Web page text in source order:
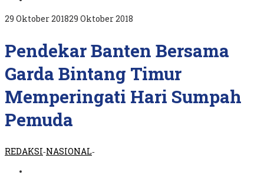
29 Oktober 201829 Oktober 2018
Pendekar Banten Bersama
Garda Bintang Timur
Memperingati Hari Sumpah
Pemuda
REDAKSI-NASIONAL-